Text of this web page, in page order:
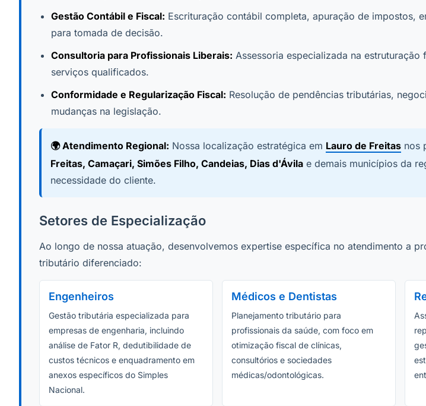
Gestão Contábil e Fiscal: Escrituração contábil completa, apuração de impostos,
para tomada de decisão.
Consultoria para Profissionais Liberais: Assessoria especializada na
serviços qualificados.
Conformidade e Regularização Fiscal: Resolução de pendências tributárias,
mudanças na legislação.
🌍 Atendimento Regional: Nossa localização estratégica em Lauro de Freitas nos
Freitas, Camaçari, Simões Filho, Candeias, Dias d'Ávila e demais municípios da
necessidade do cliente.
Setores de Especialização
Ao longo de nossa atuação, desenvolvemos expertise específica no atendimento a
tributário diferenciado:
Engenheiros
Gestão tributária especializada para
empresas de engenharia, incluindo
análise de Fator R, dedutibilidade de
custos técnicos e enquadramento em
anexos específicos do Simples
Nacional.
Médicos e Dentistas
Planejamento tributário para
profissionais da saúde, com foco em
otimização fiscal de clínicas,
consultórios e sociedades
médicas/odontológicas.